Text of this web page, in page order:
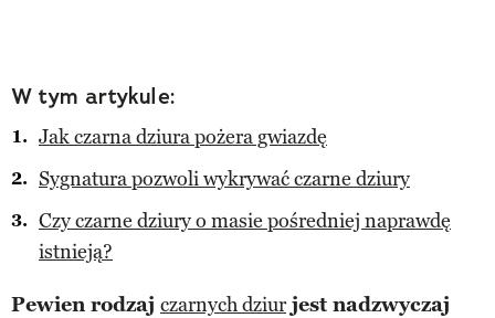
W tym artykule:
Jak czarna dziura pożera gwiazdę
Sygnatura pozwoli wykrywać czarne dziury
Czy czarne dziury o masie pośredniej naprawdę
istnieją?
Pewien rodzaj czarnych dziurjest nadzwyczaj